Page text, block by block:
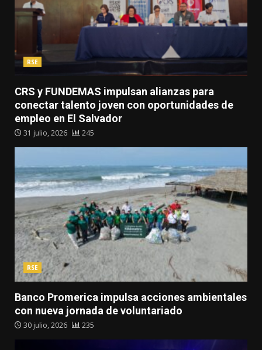
RSE
CRS y FUNDEMAS impulsan alianzas para
conectar talento joven con oportunidades de
empleo en El Salvador
31 julio, 2026 245
RSE
Banco Promerica impulsa acciones ambientales
con nueva jornada de voluntariado
30 julio, 2026 235